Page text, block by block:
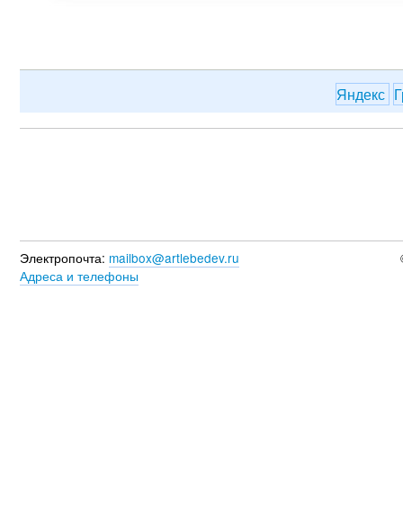
Яндекс
Электропочта: mailbox@artlebedev.ru
Адреса и телефоны